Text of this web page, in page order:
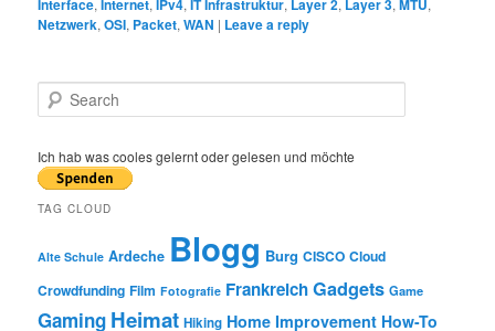
Interface,Internet,IPv4,IT Infrastruktur, Layer 2, Layer 3,MTU,
Netzwerk,OSI, Packet,WAN | Leave a reply
e
r
c
Ich hab was cooles gelernt oder gelesen und möchte
TAG CLOUD
Alte Schule Ardeche Blogg Burg CISCO Cloud
Crowdfunding Film Fotografie FrankreichGadgets Game
Gaming Heimat Hiking Home Improvement How-To